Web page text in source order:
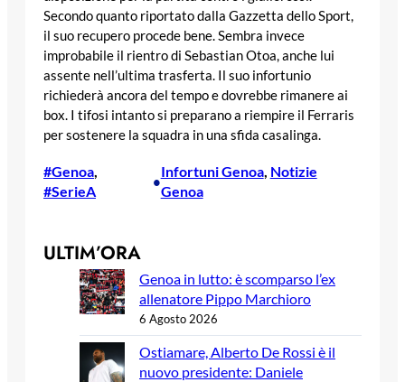
Secondo quanto riportato dalla Gazzetta dello Sport,
il suo recupero procede bene. Sembra invece
improbabile il rientro di Sebastian Otoa, anche lui
assente nell’ultima trasferta. Il suo infortunio
richiederà ancora del tempo e dovrebbe rimanere ai
box. I tifosi intanto si preparano a riempire il Ferraris
per sostenere la squadra in una sfida casalinga.
#Genoa
#SerieA
•
Infortuni Genoa, Notizie
Genoa
ULTIM’ORA
Genoa in lutto: è scomparso l’ex
allenatore Pippo Marchioro
6 Agosto 2026
Ostiamare, Alberto De Rossi è il
nuovo presidente: Daniele